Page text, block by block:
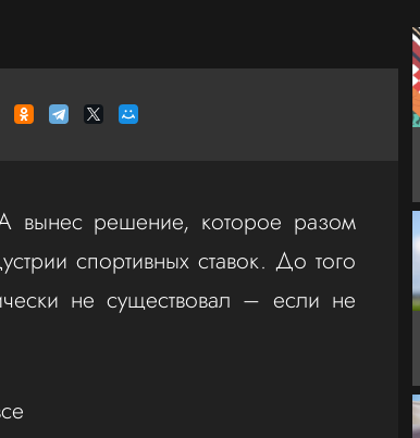
решение, которое разом
спортивных ставок. До того
не существовал – если не